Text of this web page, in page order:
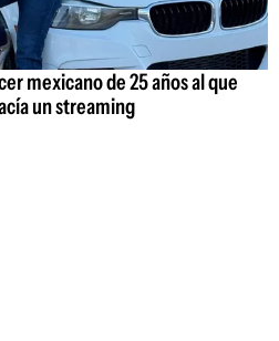
mexicano de 25 años al que
un streaming